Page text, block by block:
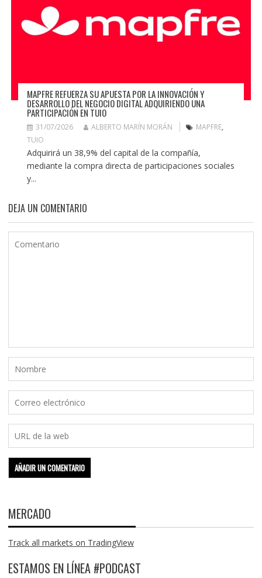
MAPFRE REFUERZA SU APUESTA POR LA INNOVACIÓN Y
DESARROLLO DEL NEGOCIO DIGITAL ADQUIRIENDO UNA
PARTICIPACIÓN EN TUIO
31/07/2026 ALBERTO MARÍN MORÁN MAPFRE,
TUIO
Adquirirá un 38,9% del capital de la compañía,
mediante la compra directa de participaciones sociales
y...
DEJA UN COMENTARIO
MERCADO
Track all markets on TradingView
ESTAMOS EN LÍNEA #PODCAST